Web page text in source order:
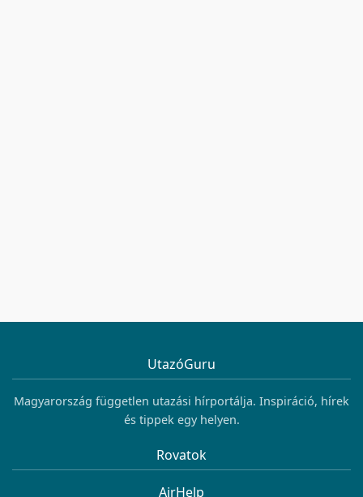
UtazóGuru
Magyarország független utazási hírportálja. Inspiráció, hírek
és tippek egy helyen.
Rovatok
AirHelp